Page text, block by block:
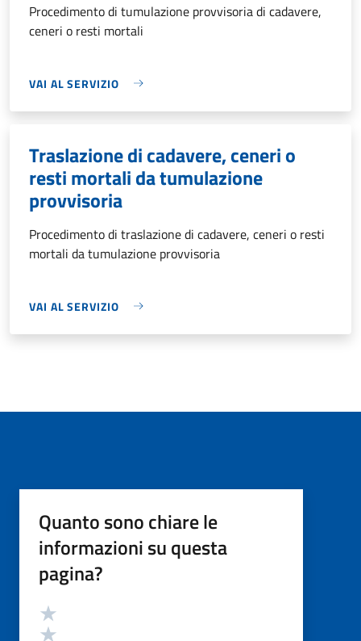
Procedimento di tumulazione provvisoria di cadavere,
ceneri o resti mortali
VAI AL SERVIZIO
Traslazione di cadavere, ceneri o
resti mortali da tumulazione
provvisoria
Procedimento di traslazione di cadavere, ceneri o resti
mortali da tumulazione provvisoria
VAI AL SERVIZIO
Quanto sono chiare le
informazioni su questa
pagina?
Valutazione